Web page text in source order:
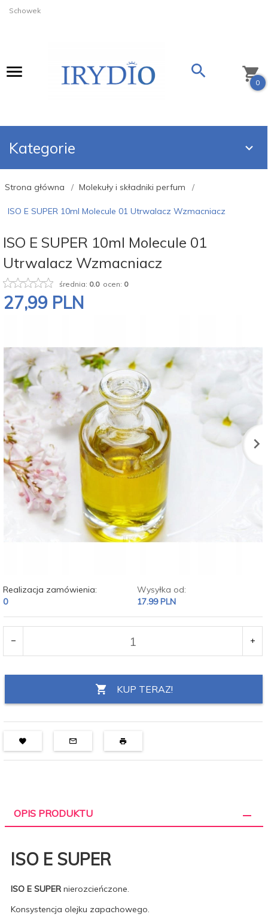
Schowek
0
Kategorie
Strona główna Molekuły i składniki perfum
ISO E SUPER 10ml Molecule 01 Utrwalacz Wzmacniacz
ISO E SUPER 10ml Molecule 01
Utrwalacz Wzmacniacz
średnia: 0.0ocen: 0
27,99 PLN
Realizacja zamówienia:
0
Wysyłka od:
17.99 PLN
KUP TERAZ!
OPIS PRODUKTU
ISO E SUPER
ISO E SUPER nierozcieńczone.
Konsystencja olejku zapachowego.